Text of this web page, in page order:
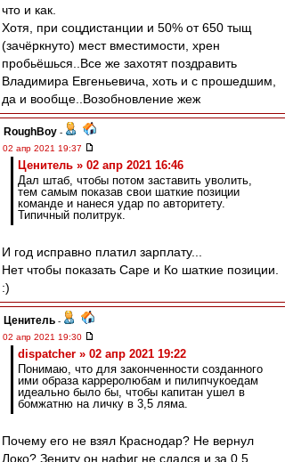
что и как.
Хотя, при соцдистанции и 50% от 650 тыщ
(зачёркнуто) мест вместимости, хрен
пробьёшься..Все же захотят поздравить
Владимира Евгеньевича, хоть и с прошедшим,
да и вообще..Возобновление жеж
RoughBoy -
02 апр 2021 19:37
Ценитель » 02 апр 2021 16:46
Дал штаб, чтобы потом заставить уволить,
тем самым показав свои шаткие позиции
команде и нанеся удар по авторитету.
Типичный политрук.
И год исправно платил зарплату...
Нет чтобы показать Саре и Ко шаткие позиции.
:)
Ценитель -
02 апр 2021 19:30
dispatcher » 02 апр 2021 19:22
Понимаю, что для законченности созданного
ими образа карреролюбам и пилипчукоедам
идеально было бы, чтобы капитан ушел в
бомжатню на личку в 3,5 ляма.
Почему его не взял Краснодар? Не вернул
Локо? Зениту он нафиг не сдался и за 0,5